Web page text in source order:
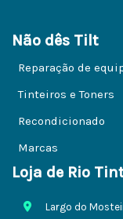
Não dês Tilt
Reparação de
Tinteiros e Toners
Recondicionado
Marcas
Loja de Rio
Largo do